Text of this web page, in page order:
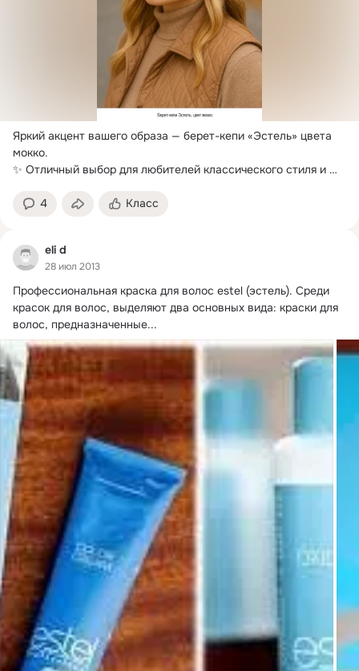
Яркий акцент вашего образа — берет-кепи «Эстель» цвета
мокко.
✨ Отличный выбор для любителей классического стиля и
💜... 4 Класс
eli d
28 июл 2013
Профессиональная краска для волос estel (эстель). Среди
красок для волос, выделяют два основных вида: краски для
волос, предназначенные...